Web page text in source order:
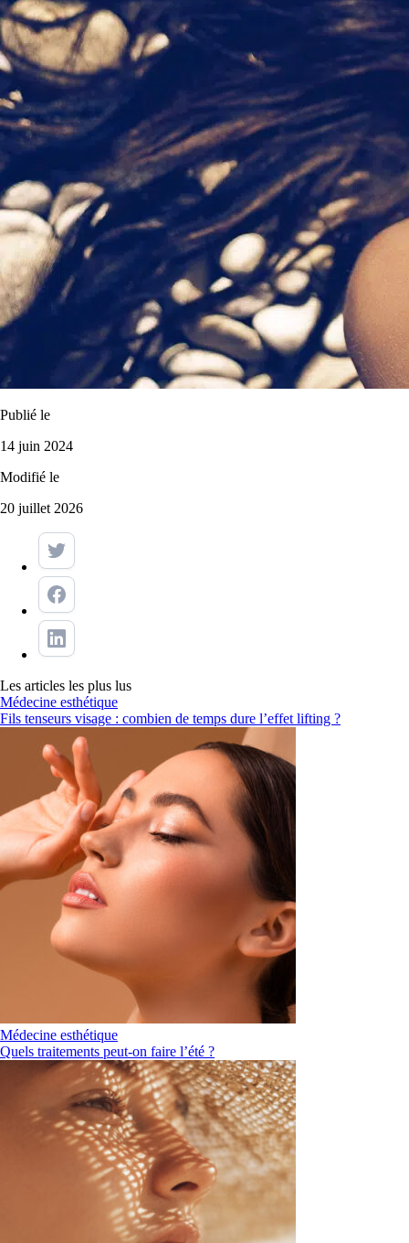
Publié le
14 juin 2024
Modifié le
20 juillet 2026
Les articles les plus lus
Médecine esthétique
Fils tenseurs visage : combien de temps dure l’effet lifting ?
Médecine esthétique
Quels traitements peut-on faire l’été ?